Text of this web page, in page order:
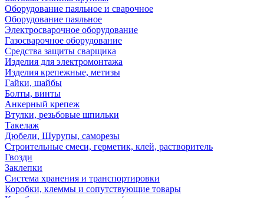
Оборудование паяльное и сварочное
Оборудование паяльное
Электросварочное оборудование
Газосварочное оборудование
Средства защиты сварщика
Изделия для электромонтажа
Изделия крепежные, метизы
Гайки, шайбы
Болты, винты
Анкерный крепеж
Втулки, резьбовые шпильки
Такелаж
Дюбели, Шурупы, саморезы
Строительные смеси, герметик, клей, растворитель
Гвозди
Заклепки
Система хранения и транспортировки
Коробки, клеммы и сопутствующие товары